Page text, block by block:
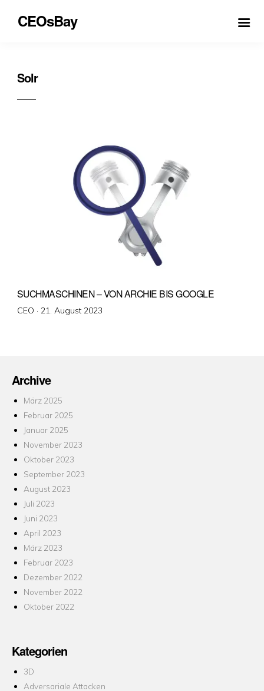
CEOsBay
Solr
SUCHMASCHINEN – VON ARCHIE BIS GOOGLE
CEO · Veröffentlicht
21. August 2023
Archive
März 2025
Februar 2025
Januar 2025
November 2023
Oktober 2023
September 2023
August 2023
Juli 2023
Juni 2023
April 2023
März 2023
Februar 2023
Dezember 2022
November 2022
Oktober 2022
Kategorien
3D
Adversariale Attacken